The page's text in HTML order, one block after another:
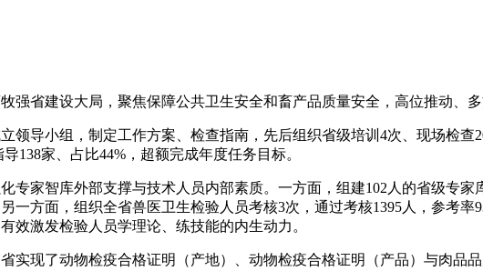
省建设大局，聚焦保障公共卫生安全和畜产品质量安全，高位推动、多
导小组，制定工作方案、检查指南，先后组织省级培训4次、现场检查
138家、占比44%，超额完成年度任务目标。
家智库外部支撑与技术人员内部素质。一方面，组建102人的省级专家
一方面，组织全省兽医卫生检验人员考核3次，通过考核1395人，参考
效激发检验人员学理论、练技能的内生动力。
现了动物检疫合格证明（产地）、动物检疫合格证明（产品）与肉品